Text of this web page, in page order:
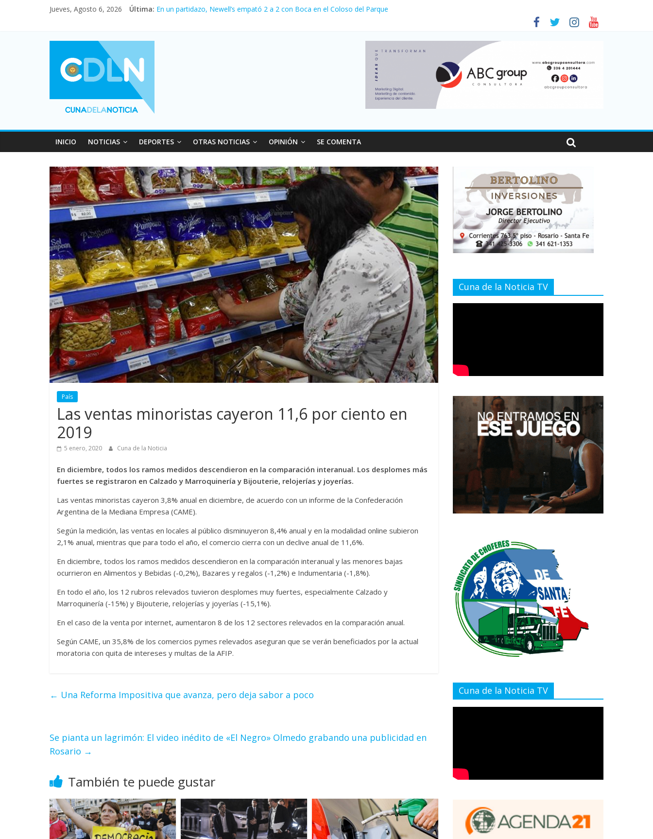
Jueves, Agosto 6, 2026 Última: En un partidazo, Newell’s empató 2 a 2 con Boca en el Coloso del Parque
Vacaciones de invierno con más movimiento y consumo turístico: 4,6 millones de personas viajaron por el país, un 5,9% más que en 2025
INICIO NOTICIAS DEPORTES OTRAS NOTICIAS OPINIÓN SE COMENTA
País
Las ventas minoristas cayeron 11,6 por ciento en
2019
5 enero, 2020 Cuna de la Noticia
En diciembre, todos los ramos medidos descendieron en la comparación interanual. Los desplomes más
fuertes se registraron en Calzado y Marroquinería y Bijouterie, relojerías y joyerías.
Las ventas minoristas cayeron 3,8% anual en diciembre, de acuerdo con un informe de la Confederación
Argentina de la Mediana Empresa (CAME).
Según la medición, las ventas en locales al público disminuyeron 8,4% anual y en la modalidad online subieron
2,1% anual, mientras que para todo el año, el comercio cierra con un declive anual de 11,6%.
En diciembre, todos los ramos medidos descendieron en la comparación interanual y las menores bajas
ocurrieron en Alimentos y Bebidas (-0,2%), Bazares y regalos (-1,2%) e Indumentaria (-1,8%).
En todo el año, los 12 rubros relevados tuvieron desplomes muy fuertes, especialmente Calzado y
Marroquinería (-15%) y Bijouterie, relojerías y joyerías (-15,1%).
En el caso de la venta por internet, aumentaron 8 de los 12 sectores relevados en la comparación anual.
Según CAME, un 35,8% de los comercios pymes relevados aseguran que se verán beneficiados por la actual
moratoria con quita de intereses y multas de la AFIP.
← Una Reforma Impositiva que avanza, pero deja sabor a poco
Se pianta un lagrimón: El video inédito de «El Negro» Olmedo grabando una publicidad en
Rosario →
También te puede gustar
Cuna de la Noticia TV
Cuna de la Noticia TV